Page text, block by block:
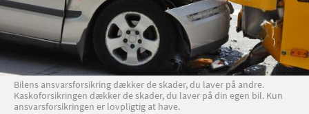
Bilens ansvarsforsikring dækker de skader, du laver på andre.
Kaskoforsikringen dækker de skader, du laver på din egen bil. Kun
ansvarsforsikringen er lovpligtig at have.